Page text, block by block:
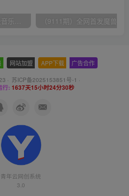
网站加盟 APP下载 广告合作
· 苏ICP备2025153851号-1 ·
行: 1637天15小时24分30秒
青年云网创系统
3.0